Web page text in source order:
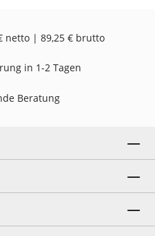
netto | 89,25 € brutto
in 1-2 Tagen
Beratung